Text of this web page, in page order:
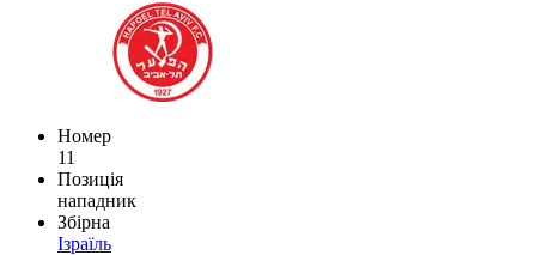
Номер
11
Позиція
нападник
Збірна
Ізраїль